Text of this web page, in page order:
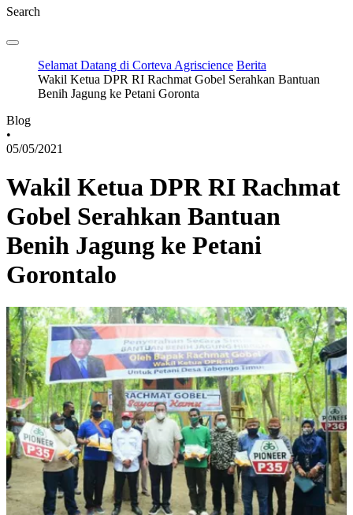
Search
Selamat Datang di Corteva Agriscience Berita
Wakil Ketua DPR RI Rachmat Gobel Serahkan Bantuan
Benih Jagung ke Petani Goronta
Blog
•
05/05/2021
Wakil Ketua DPR RI Rachmat
Gobel Serahkan Bantuan
Benih Jagung ke Petani
Gorontalo